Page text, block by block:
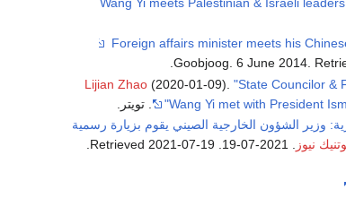
Goobjoog. 6 June 2014.
.
Lijian Zhao (2020-01-09)."State Councilor &
Wang Yi met with President
. تويتر.
وزير الشؤون الخارجية الصيني يقوم بزيارة رسمية
نيوز 2021-07-19